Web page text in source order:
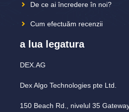
De ce ai încredere în noi?
Cum efectuăm recenzii
a lua legatura
DEX.AG
Dex Algo Technologies pte Ltd.
150 Beach Rd., nivelul 35